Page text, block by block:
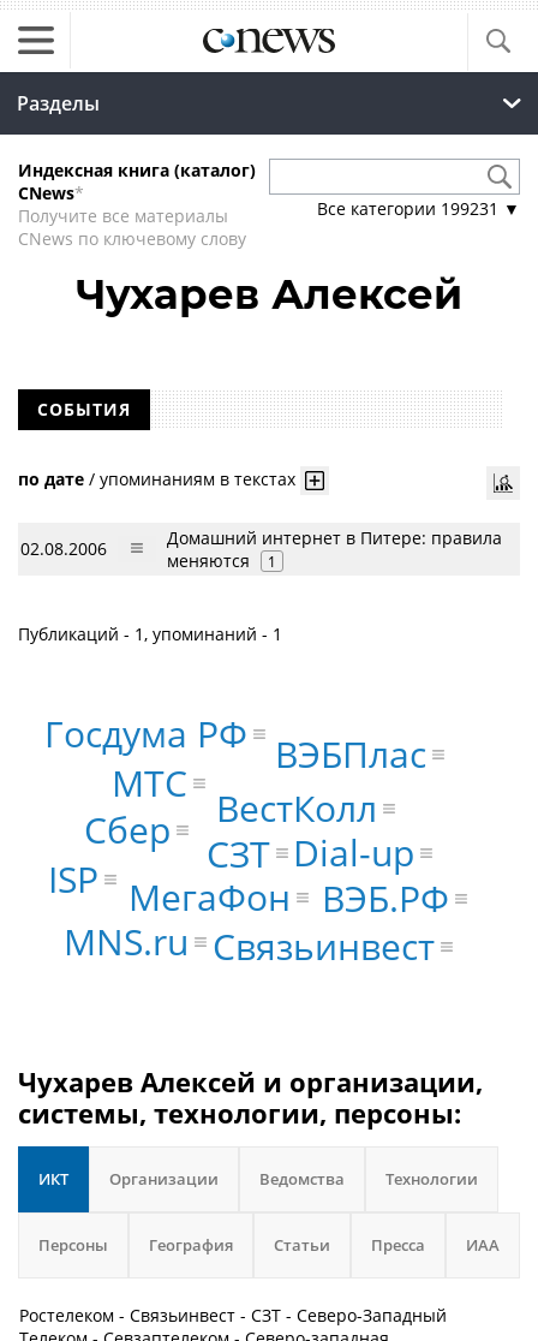
Разделы
Индексная книга (каталог)
CNews*
Получите все материалы
CNews по ключевому слову
Все категории 199231 ▼
Чухарев Алексей
СОБЫТИЯ
по дате / упоминаниям в текстах
02.08.2006
Домашний интернет в Питере: правила
меняются
1
Публикаций - 1, упоминаний - 1
СЗТ
ВестКолл
МегаФон
ВЭБПлас
МТС
MNS.ru Связьинвест
ВЭБ.РФ
Сбер
Госдума РФ
Dial-up
ISP
Чухарев Алексей и организации,
системы, технологии, персоны:
ИКТ Организации Ведомства Технологии
Персоны География Статьи Пресса ИАА
Ростелеком - Связьинвест - СЗТ - Северо-Западный